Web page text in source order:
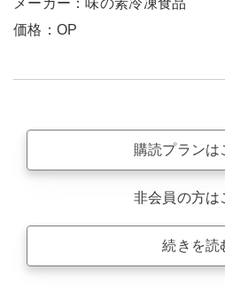
メーカー：味の素冷凍食品
価格：OP
購読プランは
非会員の方は
続きを読